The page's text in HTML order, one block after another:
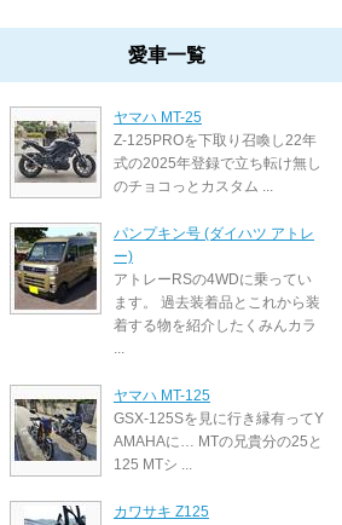
愛車一覧
ヤマハ MT-25
Z-125PROを下取り召喚し22年
式の2025年登録で立ち転け無し
のチョコっとカスタム ...
パンプキン号 (ダイハツ アトレ
ー)
アトレーRSの4WDに乗ってい
ます。 過去装着品とこれから装
着する物を紹介したくみんカラ
...
ヤマハ MT-125
GSX-125Sを見に行き縁有ってY
AMAHAに… MTの兄貴分の25と
125 MTシ ...
カワサキ Z125